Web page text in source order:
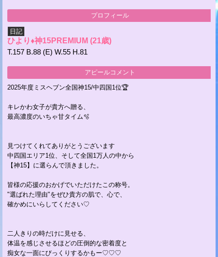
プロフィール
日記
ひより♦神15PREMIUM (21歳)
T.157 B.88 (E) W.55 H.81
アピールコメント
2025年度ミスヘブン全国神15/中四国1位🏆
キレかわ女子が貴方へ贈る、
最高濃度のいちゃ甘タイム🫧
見つけてくれてありがとうございます
中四国エリア1位、そして全国1万人の中から
【神15】に選らんで頂きました。
皆様の応援のおかげでいただけたこの称号。
"選ばれた理由"をぜひ貴方の肌で、心で、
確かめにいらしてください♡
二人きりの時だけに見せる、
体温を感じさせるほどの圧倒的な密着度と
痴女な一面にびっくりするかもー♡♡♡